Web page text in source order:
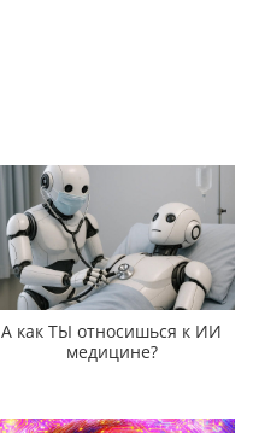
А как ТЫ относишься к ИИ
медицине?